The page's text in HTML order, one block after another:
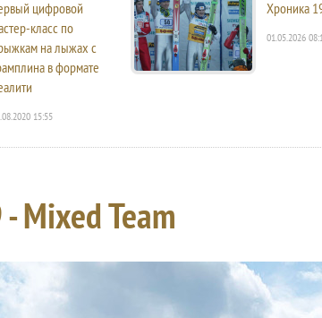
цифровой
класс по
на лыжах с
в формате
15:55
Хроника
01.05.2026
Mixed Team